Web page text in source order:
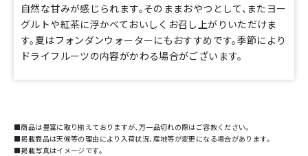
自然な甘みが感じられます。そのままおやつとして、またヨー
グルトや紅茶に浮かべておいしくお召し上がりいただけま
す。夏はフォンダンウォーターにもおすすめです。季節により
ドライフルーツの内容がかわる場合がございます。
■商品は豊富に取り揃えておりますが、万一品切れの際はご容赦ください。
■掲載商品は天候等の理由により入荷状況、産地等が変更になる場合があります。
■掲載写真はイメージです。